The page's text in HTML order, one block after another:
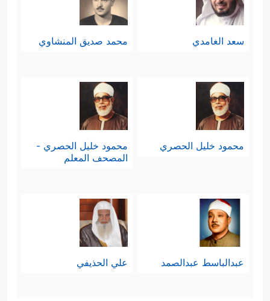
سعد الغامدي محمد صديق المنشاوي
محمود خليل الحصري
محمود خليل الحصري -
المصحف المعلم
عبدالباسط عبدالصمد علي الحذيفي